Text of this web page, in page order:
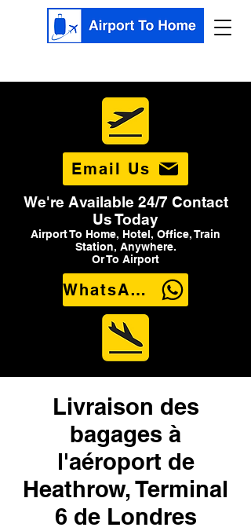
Email Us
We're Available 24/7 Contact
Us Today
Airport To Home, Hotel, Office, Train
Station, Anywhere.
Or To Airport
WhatsApp Us
Livraison des
bagages à
l'aéroport de
Heathrow, Terminal
6 de Londres